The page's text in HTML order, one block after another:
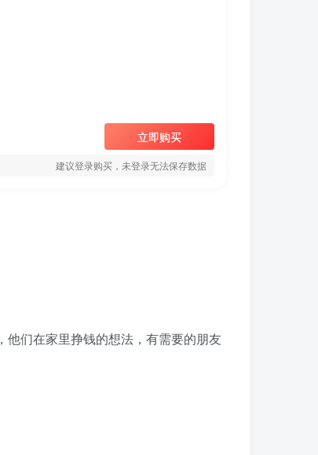
立即购买
建议登录购买，未登录无法保存数据
们在家里挣钱的想法，有需要的朋友